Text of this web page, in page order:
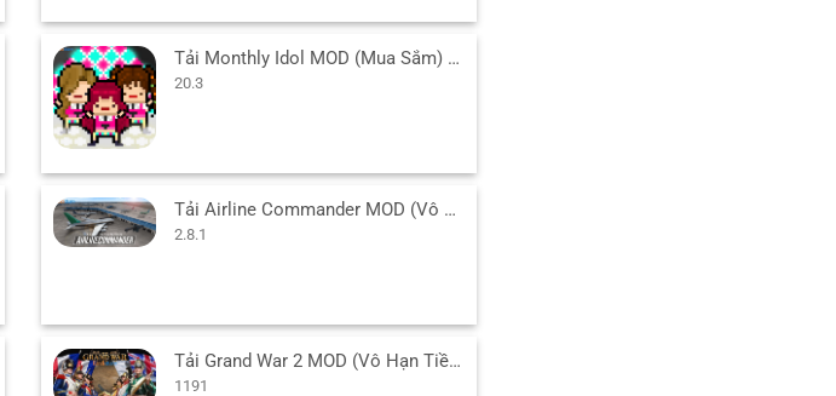
Tải Monthly Idol MOD (Mua Sắm) v20.3 APK cho Android
20.3
Tải Airline Commander MOD (Vô Hạn Tiền, Mở Khóa) 2.8.1 APK
2.8.1
Tải Grand War 2 MOD (Vô Hạn Tiền, Huy Chương) v1191 APK
1191